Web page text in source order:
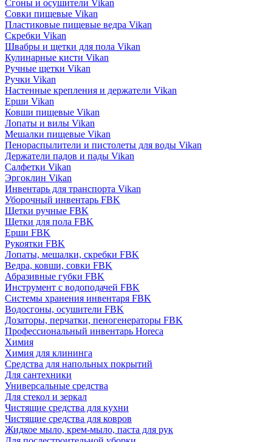
Сгоны и осушители Vikan
Совки пищевые Vikan
Пластиковые пищевые ведра Vikan
Скребки Vikan
Швабры и щетки для пола Vikan
Кулинарные кисти Vikan
Ручные щетки Vikan
Ручки Vikan
Настенные крепления и держатели Vikan
Ерши Vikan
Ковши пищевые Vikan
Лопаты и вилы Vikan
Мешалки пищевые Vikan
Пенораспылители и пистолеты для воды Vikan
Держатели падов и пады Vikan
Салфетки Vikan
Эргоклин Vikan
Инвентарь для транспорта Vikan
Уборочный инвентарь FBK
Щетки ручные FBK
Щетки для пола FBK
Ерши FBK
Рукоятки FBK
Лопаты, мешалки, скребки FBK
Ведра, ковши, совки FBK
Абразивные губки FBK
Инструмент с водоподачей FBK
Системы хранения инвентаря FBK
Водосгоны, осушители FBK
Дозаторы, перчатки, пеногенераторы FBK
Профессиональный инвентарь Horeca
Химия
Химия для клининга
Средства для напольных покрытий
Для сантехники
Универсальные средства
Для стекол и зеркал
Чистящие средства для кухни
Чистящие средства для ковров
Жидкое мыло, крем-мыло, паста для рук